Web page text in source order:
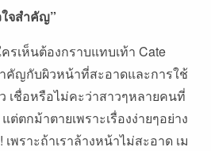
จสำคัญ”
รเห็นต้องกราบแทบเท้า Cate
คัญกับผิวหน้าที่สะอาดและการใช้
เชื่อหรือไม่คะว่าสาวๆหลายคนที่
แต่ตกม้าตายเพราะเรื่องง่ายๆอย่าง
! เพราะถ้าเราล้างหน้าไม่สะอาด เม